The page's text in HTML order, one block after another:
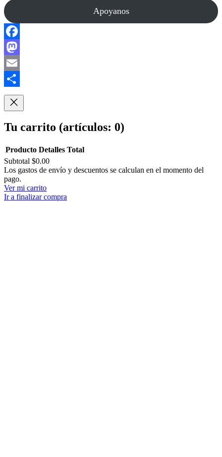
Apoyanos
Facebook
Mastodon
Email
Compartir
Tu carrito (artículos: 0)
Productos
del
carrito
Producto Detalles Total
Subtotal $0.00
Los gastos de envío y descuentos se calculan en el momento del
pago.
Ver mi carrito
Ir a finalizar compra